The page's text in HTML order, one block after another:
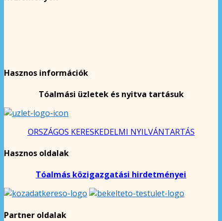
Hasznos információk
Tóalmási üzletek és nyitva tartásuk
ORSZÁGOS KERESKEDELMI NYILVÁNTARTÁS
Hasznos oldalak
Tóalmás közigazgatási hirdetményei
Partner oldalak